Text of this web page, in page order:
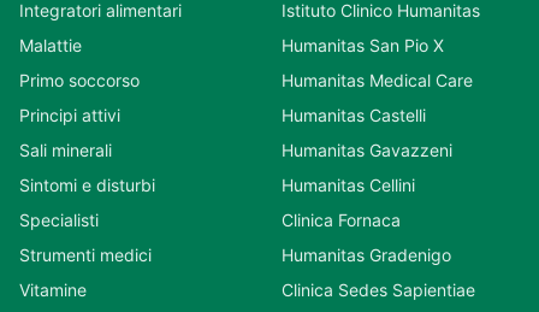
Integratori alimentari
Malattie
Primo soccorso
Principi attivi
Sali minerali
Sintomi e disturbi
Specialisti
Strumenti medici
Vitamine
Istituto Clinico Humanitas
Humanitas San Pio X
Humanitas Medical Care
Humanitas Castelli
Humanitas Gavazzeni
Humanitas Cellini
Clinica Fornaca
Humanitas Gradenigo
Clinica Sedes Sapientiae